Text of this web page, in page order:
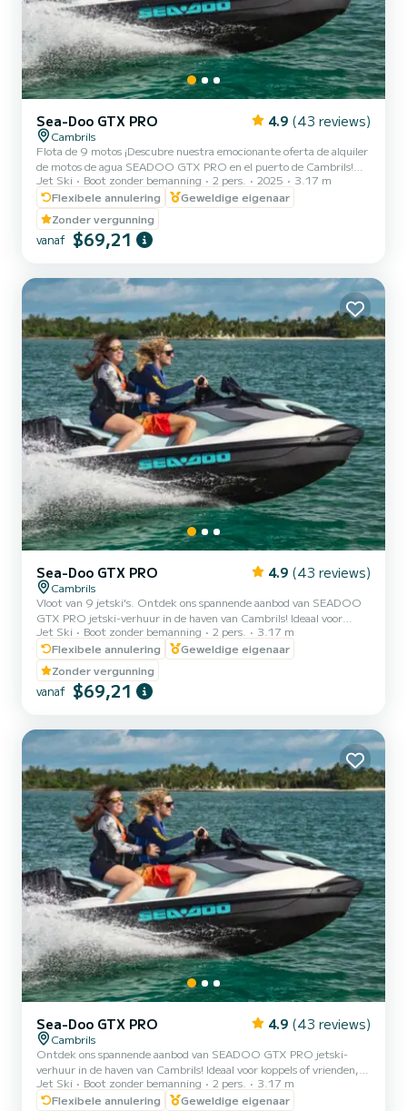
Sea-Doo GTX PRO 4.9 (43 reviews)
Cambrils
Flota de 9 motos ¡Descubre nuestra emocionante oferta de alquiler
de motos de agua SEADOO GTX PRO en el puerto de Cambrils!
Ideal para parejas o amigos, nuestras motos de agua tienen una
capacidad máxima de 2 personas y están supervisadas por un
monitor experimentado. Con una eslora de 3.17 metros, ofrecemos
alquileres flexibles de 20, 30, 40 y 60 minutos para adaptarse a tus
necesidades y preferencias. ¡Experimenta la adrenalina de surcar las
Jet Ski Boot zonder bemanning 2 pers. 2025
3.17 m
Flexibele annulering
Geweldige eigenaar
Zonder vergunning
vanaf $69,21
Sea-Doo GTX PRO 4.9 (43 reviews)
Cambrils
Vloot van 9 jetski's. Ontdek ons spannende aanbod van SEADOO
GTX PRO jetski-verhuur in de haven van Cambrils! Ideaal voor
koppels of vrienden, onze jetski's hebben een maximale capaciteit
van 2 personen en worden begeleid door een ervaren monitor. Met
een lengte van 3,17 meter bieden wij flexibele verhuur van 20, 30,
40 en 60 minuten om aan jouw behoeften en voorkeuren te
voldoen. Ervaar de adrenaline van de golven en geniet van het
Jet Ski Boot zonder bemanning 2 pers.
3.17 m
Flexibele annulering
Geweldige eigenaar
Zonder vergunning
vanaf $69,21
Sea-Doo GTX PRO 4.9 (43 reviews)
Cambrils
Ontdek ons spannende aanbod van SEADOO GTX PRO jetski-
verhuur in de haven van Cambrils! Ideaal voor koppels of vrienden,
onze jetski's hebben een maximale capaciteit van 2 personen en
worden begeleid door een ervaren monitor. Met een lengte van
Jet Ski Boot zonder bemanning 2 pers.
3.17 m
Flexibele annulering
Geweldige eigenaar